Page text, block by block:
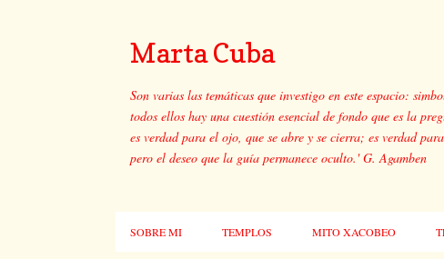
Marta Cuba
Son varias las temáticas que investigo en este espacio:
todos ellos hay una cuestión esencial de fondo que es la
es verdad para el ojo, que se abre y se cierra; es verdad
pero el deseo que la guía permanece oculto.' G. Agamben
SOBRE MI TEMPLOS MITO XACOBEO